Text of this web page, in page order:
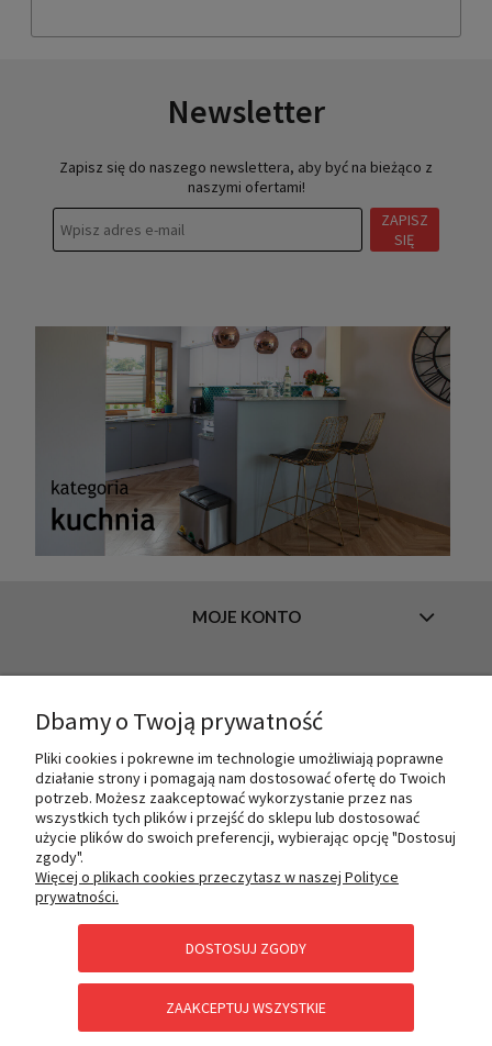
Newsletter
Zapisz się do naszego newslettera, aby być na bieżąco z
naszymi ofertami!
ZAPISZ
SIĘ
MOJE KONTO
O NAS
PŁATNOŚCI I DOSTAWA
POMOC
Dbamy o Twoją prywatność
Pliki cookies i pokrewne im technologie umożliwiają poprawne
działanie strony i pomagają nam dostosować ofertę do Twoich
potrzeb. Możesz zaakceptować wykorzystanie przez nas
wszystkich tych plików i przejść do sklepu lub dostosować
użycie plików do swoich preferencji, wybierając opcję "Dostosuj
zgody".
Więcej o plikach cookies przeczytasz w naszej Polityce
prywatności.
DOSTOSUJ ZGODY
ZAAKCEPTUJ WSZYSTKIE